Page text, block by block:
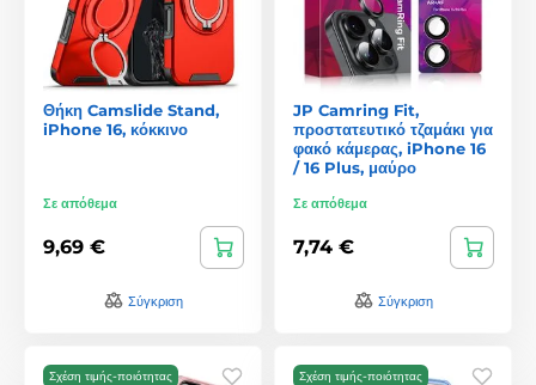
Θήκη Camslide Stand,
iPhone 16, κόκκινο
Σε απόθεμα
9,69 €
Σύγκριση
JP Camring Fit,
προστατευτικό τζαμάκι για
φακό κάμερας, iPhone 16
/ 16 Plus, μαύρο
Σε απόθεμα
7,74 €
Σύγκριση
Σχέση τιμής-ποιότητας Σχέση τιμής-ποιότητας